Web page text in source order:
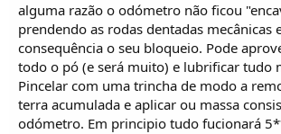
alguma razão o odómetro não ficou
prendendo as rodas dentadas mecânicas
consequência o seu bloqueio. Pode
todo o pó (e será muito) e lubrificar tudo
Pincelar com uma trincha de modo a
terra acumulada e aplicar ou massa
odómetro. Em principio tudo fucionará